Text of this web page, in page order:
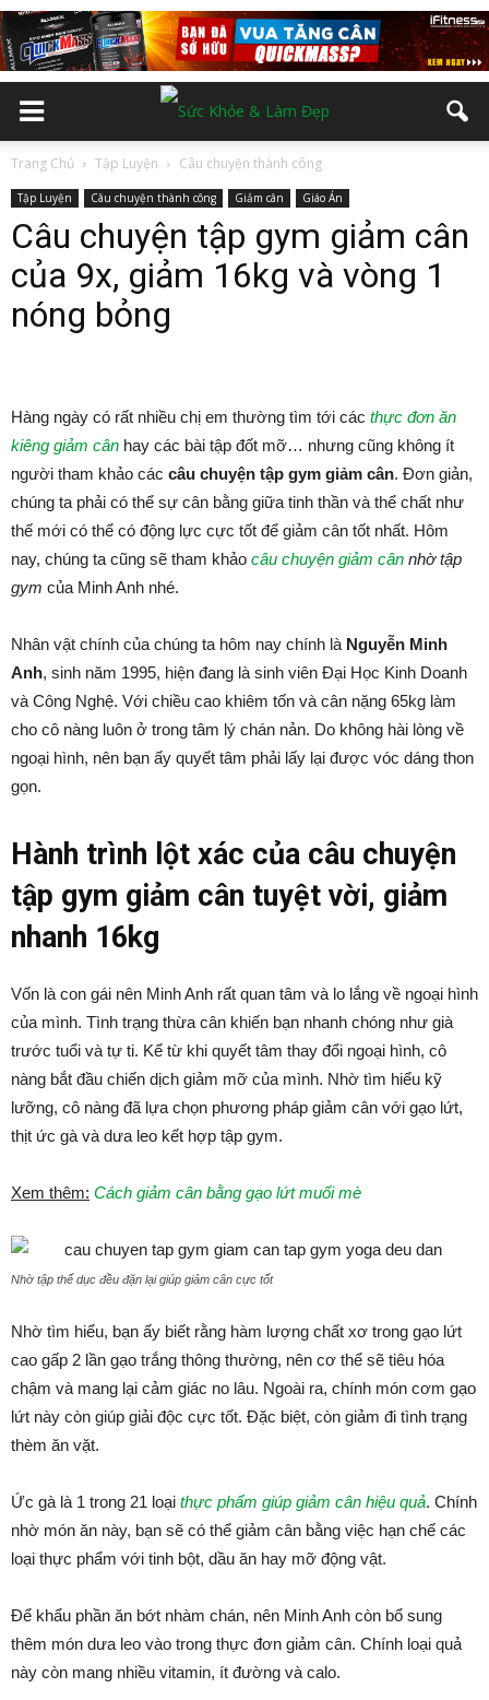
Trang Chủ Tập Luyện Câu chuyện thành công
Tập Luyện Câu chuyện thành công Giảm cân Giáo Án
Câu chuyện tập gym giảm cân
của 9x, giảm 16kg và vòng 1
nóng bỏng
Hàng ngày có rất nhiều chị em thường tìm tới các thực đơn ăn
kiêng giảm cân hay các bài tập đốt mỡ… nhưng cũng không ít
người tham khảo các câu chuyện tập gym giảm cân. Đơn giản,
chúng ta phải có thể sự cân bằng giữa tinh thần và thể chất như
thế mới có thể có động lực cực tốt để giảm cân tốt nhất. Hôm
nay, chúng ta cũng sẽ tham khảo câu chuyện giảm cân nhờ tập
gym của Minh Anh nhé.
Nhân vật chính của chúng ta hôm nay chính là Nguyễn Minh
Anh, sinh năm 1995, hiện đang là sinh viên Đại Học Kinh Doanh
và Công Nghệ. Với chiều cao khiêm tốn và cân nặng 65kg làm
cho cô nàng luôn ở trong tâm lý chán nản. Do không hài lòng về
ngoại hình, nên bạn ấy quyết tâm phải lấy lại được vóc dáng thon
gọn.
Hành trình lột xác của câu chuyện
tập gym giảm cân tuyệt vời, giảm
nhanh 16kg
Vốn là con gái nên Minh Anh rất quan tâm và lo lắng về ngoại hình
của mình. Tình trạng thừa cân khiến bạn nhanh chóng như già
trước tuổi và tự ti. Kể từ khi quyết tâm thay đổi ngoại hình, cô
nàng bắt đầu chiến dịch giảm mỡ của mình. Nhờ tìm hiểu kỹ
lưỡng, cô nàng đã lựa chọn phương pháp giảm cân với gạo lứt,
thịt ức gà và dưa leo kết hợp tập gym.
Xem thêm: Cách giảm cân bằng gạo lứt muối mè
Nhờ tập thể dục đều đặn lại giúp giảm cân cực tốt
Nhờ tìm hiểu, bạn ấy biết rằng hàm lượng chất xơ trong gạo lứt
cao gấp 2 lần gạo trắng thông thường, nên cơ thể sẽ tiêu hóa
chậm và mang lại cảm giác no lâu. Ngoài ra, chính món cơm gạo
lứt này còn giúp giải độc cực tốt. Đặc biệt, còn giảm đi tình trạng
thèm ăn vặt.
Ức gà là 1 trong 21 loại thực phẩm giúp giảm cân hiệu quả. Chính
nhờ món ăn này, bạn sẽ có thể giảm cân bằng việc hạn chế các
loại thực phẩm với tinh bột, dầu ăn hay mỡ động vật.
Để khẩu phần ăn bớt nhàm chán, nên Minh Anh còn bổ sung
thêm món dưa leo vào trong thực đơn giảm cân. Chính loại quả
này còn mang nhiều vitamin, ít đường và calo.